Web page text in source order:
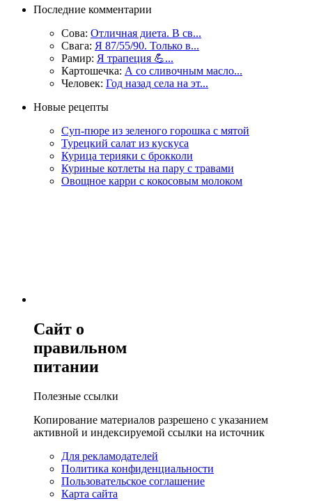
Последние комментарии
Сова: Отличная диета. В св...
Свага: Я 87/55/90. Только в...
Рамир: Я трапеция 💪...
Картошечка: А со сливочным масло...
Человек: Год назад села на эт...
Новые рецепты
Суп-пюре из зеленого горошка с мятой
Турецкий салат из кускуса
Курица терияки с брокколи
Куриные котлеты на пару с травами
Овощное карри с кокосовым молоком
Сайт о
правильном
питании
Полезные ссылки
Копирование материалов разрешено с указанием
активной и индексируемой ссылки на источник
Для рекламодателей
Политика конфиденциальности
Пользовательское соглашение
Карта сайта